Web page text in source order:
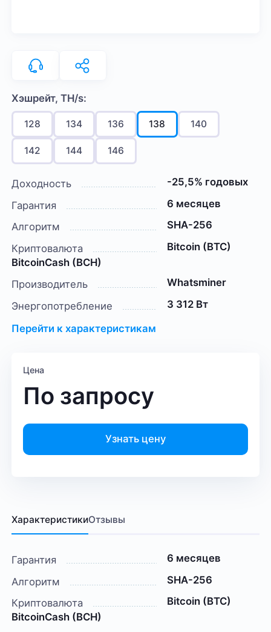
Хэшрейт, TH/s:
128 134 136 138 140
142 144 146
Доходность
-25,5% годовых
Гарантия
6 месяцев
Алгоритм
SHA-256
Криптовалюта
Bitcoin (BTC)
BitcoinCash (BCH)
Производитель
Whatsminer
Энергопотребление
3 312 Вт
Перейти к характеристикам
Цена
По запросу
Узнать цену
ХарактеристикиОтзывы
Гарантия
6 месяцев
Алгоритм
SHA-256
Криптовалюта
Bitcoin (BTC)
BitcoinCash (BCH)